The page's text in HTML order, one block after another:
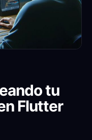
tu
Flutter